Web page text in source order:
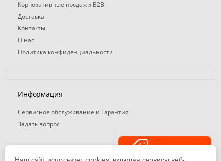
Корпоративные продажи B2B
Доставка
Контакты
О нас
Политика конфиденциальности
Информация
Сервисное обслуживание и Гарантия
Задать вопрос